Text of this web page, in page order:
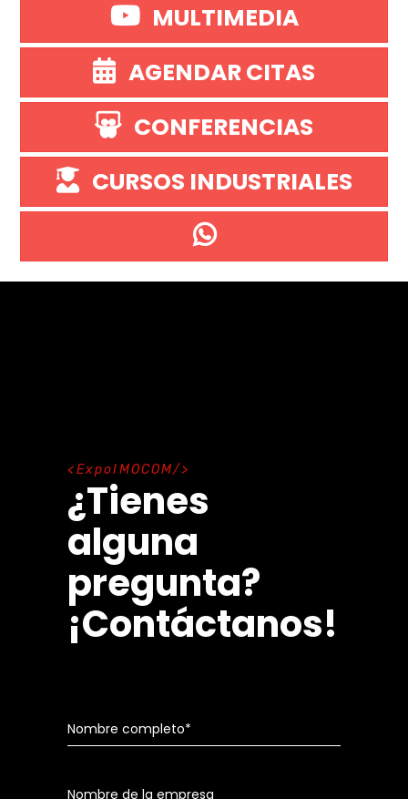
MULTIMEDIA
AGENDAR CITAS
CONFERENCIAS
CURSOS INDUSTRIALES
ExpoIMOCOM
¿Tienes
alguna
pregunta?
¡Contáctanos!